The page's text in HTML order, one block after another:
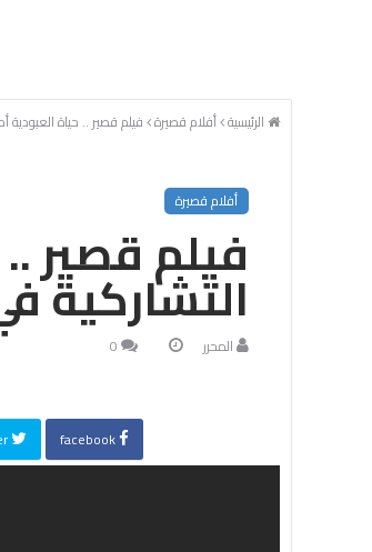
الرئيسية أفلام قصيرة فيلم قصير .. حياة العبودية
أفلام قصيرة
فيلم قصير ..
التشاركية
المحرر 0
facebook
twitter